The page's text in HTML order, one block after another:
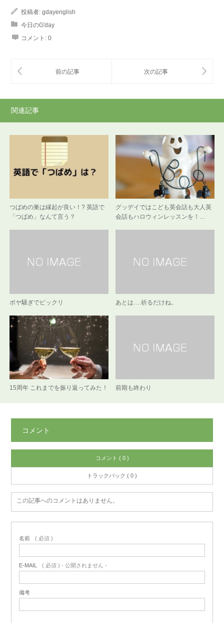
投稿者: gdayenglish
今日のG'day
コメント: 0
関連記事
つばめの巣は縁起が良い！? 英語で
「つばめ」なんて言う？
グッデイではこども英会話も大人英
会話もハロウィンレッスンを！…
ボヤ騒ぎでビックリ あとは….祈るだけね。
15周年 これまでを振り返ってみた！ 前期も終わり
コメント
コメント ( 0 )
トラックバック ( 0 )
この記事へのコメントはありません。
名前 ( 必須 )
E-MAIL ( 必須 ) - 公開されません -
備考